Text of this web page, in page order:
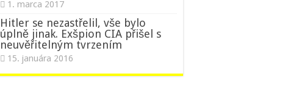
1. marca 2017
Hitler se nezastřelil, vše bylo
úplně jinak. Exšpion CIA přišel s
neuvěřitelným tvrzením
15. januára 2016